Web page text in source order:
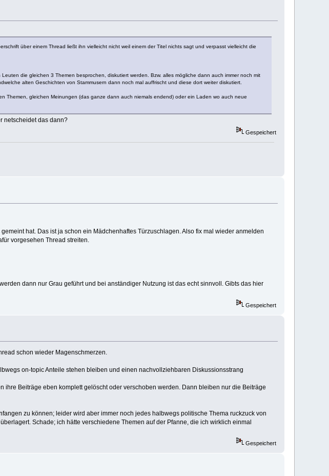
über einem Thread ließt ihn vielleicht nicht weil einem der Titel nichts sagt und verpasst vielleicht die
die gleichen 3 Themen besprochen, diskutiert werden. Bzw. alles mögliche dann auch immer noch mit
alten Geschichten von Stammusern dann noch mal auffrischt und diese dort weiter diskutiert.
Themen, gleichen Meinungen (das ganze dann auch niemals endend) oder ein Laden wo auch neue
netscheidet das dann?
Gespeichert
hat. Das ist ja schon ein Mädchenhaftes Türzuschlagen. Also fix mal wieder anmelden
vorgesehen Thread streiten.
dann nur Grau geführt und bei anständiger Nutzung ist das echt sinnvoll. Gibts das hier
Gespeichert
schon wieder Magenschmerzen.
on-topic Anteile stehen bleiben und einen nachvollziehbaren Diskussionsstrang
Beiträge eben komplett gelöscht oder verschoben werden. Dann bleiben nur die Beiträge
zu können; leider wird aber immer noch jedes halbwegs politische Thema ruckzuck von
Schade; ich hätte verschiedene Themen auf der Pfanne, die ich wirklich einmal
Gespeichert